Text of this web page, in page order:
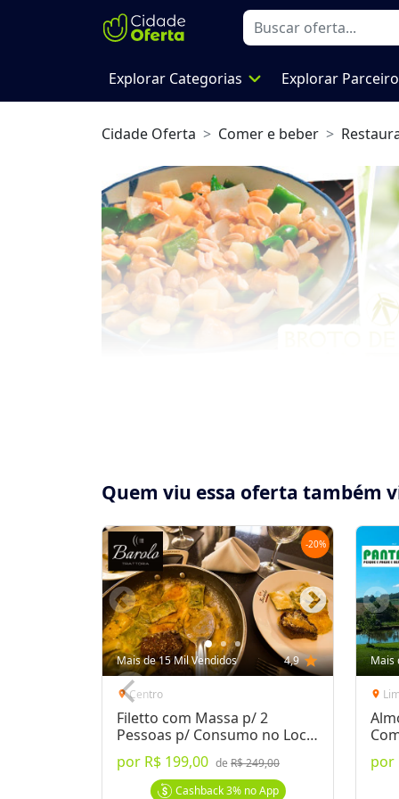
Explorar Categorias expand_more Explorar
Cidade Oferta Comer e beber
Compartilhe essa Oferta:
Receba as novidades do Cidade Oferta no seu
WhatsApp!
Destaques & Regras
2 meses para utilização do voucher (até
delicioso almoço do Restaurante Broto de
Quem viu essa oferta também
-20%
Mais de 15 Mil Vendidos 4,9 star
location_onCentro
Filetto com Massa p/ 2
Pessoas p/ Consumo no Local
ou Delivery
por R$ 199,00 de R$ 249,00
Cashback3%no App
Mais
location_on
por